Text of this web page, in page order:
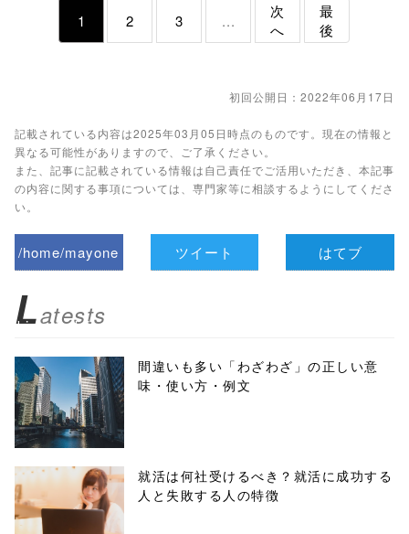
1 2 3 ...
次
へ
最
後
初回公開日：2022年06月17日
記載されている内容は2025年03月05日時点のものです。現在の情報と
異なる可能性がありますので、ご了承ください。
また、記事に記載されている情報は自己責任でご活用いただき、本記事
の内容に関する事項については、専門家等に相談するようにしてくださ
い。
/home/mayone
biz.jp/public_ht
ml/wp-
content/themes
/tapbiz_theme/
parts/sns-
buttons.php on
ツイート はてブ
Latests
間違いも多い「わざわざ」の正しい意
味・使い方・例文
就活は何社受けるべき？就活に成功する
人と失敗する人の特徴